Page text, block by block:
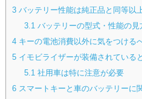
3バッテリー性能は純正品と同等以
3.1バッテリーの型式・性能の見
4キーの電池消費以外に気をつける
5イモビライザーが装備されている
5.1社用車は特に注意が必要
6スマートキーと車のバッテリーに